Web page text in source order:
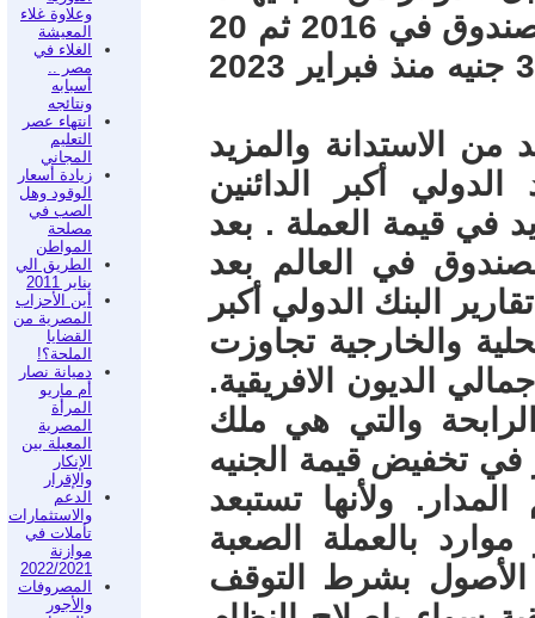
وعلاوة غلاء
المعيشة
الغلاء في
مصر ..
أسبابه
ونتائجه
انتهاء عصر
التعليم
المجاني
زيادة أسعار
الوقود وهل
الصب في
مصلحة
المواطن
الطريق الي
يناير 2011
أين الأحزاب
المصرية من
القضايا
الملحة؟!
دميانة نصار
أم ماريو
المرأة
المصرية
المعيلة بين
الإنكار
والإقرار
الدعم
والاستثمارات
تأملات في
موازنة
2022/2021
المصروفات
والأجور
في 2014 إلي 17.8 جنيه بعد اتفاق الصندوق في 2016 ثم 20
جنيه في أكتوبر 2022 ووصل الي 30.8 جنيه منذ فبراير 2023
الاستدانة والمزيد
أكبر الدائنين
في قيمة العملة . بعد
في العالم بعد
البنك الدولي أكبر
والخارجية تجاوزت
وبما يمثل 23% من إجمالي الديون الافريقية.
والتي هي ملك
في تخفيض قيمة الجنيه
ولأنها تستبعد
بالعملة الصعبة
الأصول بشرط التوقف